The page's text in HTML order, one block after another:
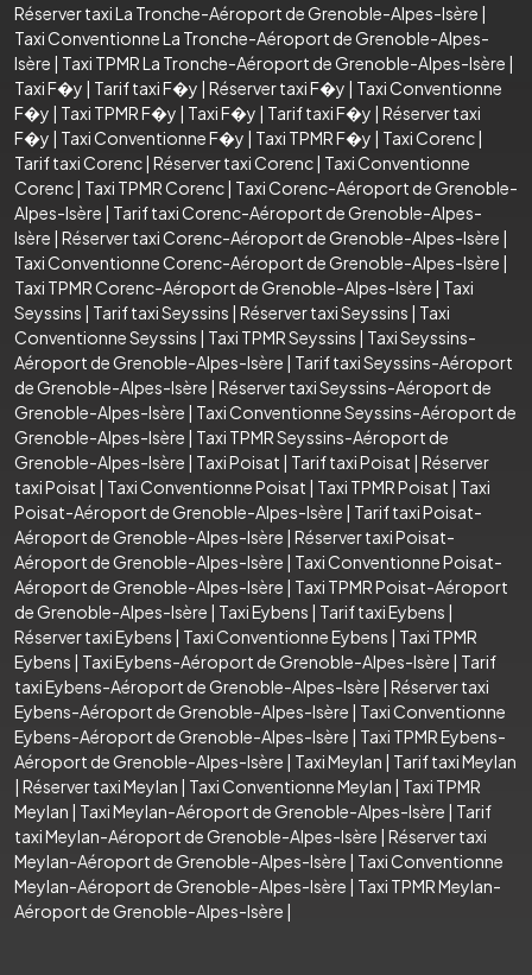
Réserver taxi La Tronche-Aéroport de Grenoble-Alpes-Isère |
Taxi Conventionne La Tronche-Aéroport de Grenoble-Alpes-
Isère | Taxi TPMR La Tronche-Aéroport de Grenoble-Alpes-Isère |
Taxi F�y | Tarif taxi F�y | Réserver taxi F�y | Taxi Conventionne
F�y | Taxi TPMR F�y | Taxi F�y | Tarif taxi F�y | Réserver taxi
F�y | Taxi Conventionne F�y | Taxi TPMR F�y | Taxi Corenc|
Tarif taxi Corenc| Réserver taxi Corenc| Taxi Conventionne
Corenc| Taxi TPMR Corenc| Taxi Corenc-Aéroport de Grenoble-
Alpes-Isère | Tarif taxi Corenc-Aéroport de Grenoble-Alpes-
Isère | Réserver taxi Corenc-Aéroport de Grenoble-Alpes-Isère |
Taxi Conventionne Corenc-Aéroport de Grenoble-Alpes-Isère |
Taxi TPMR Corenc-Aéroport de Grenoble-Alpes-Isère | Taxi
Seyssins | Tarif taxi Seyssins | Réserver taxi Seyssins | Taxi
Conventionne Seyssins | Taxi TPMR Seyssins | Taxi Seyssins-
Aéroport de Grenoble-Alpes-Isère | Tarif taxi Seyssins-Aéroport
de Grenoble-Alpes-Isère | Réserver taxi Seyssins-Aéroport de
Grenoble-Alpes-Isère | Taxi Conventionne Seyssins-Aéroport de
Grenoble-Alpes-Isère | Taxi TPMR Seyssins-Aéroport de
Grenoble-Alpes-Isère | Taxi Poisat | Tarif taxi Poisat | Réserver
taxi Poisat | Taxi Conventionne Poisat | Taxi TPMR Poisat | Taxi
Poisat-Aéroport de Grenoble-Alpes-Isère | Tarif taxi Poisat-
Aéroport de Grenoble-Alpes-Isère | Réserver taxi Poisat-
Aéroport de Grenoble-Alpes-Isère | Taxi Conventionne Poisat-
Aéroport de Grenoble-Alpes-Isère | Taxi TPMR Poisat-Aéroport
de Grenoble-Alpes-Isère | Taxi Eybens | Tarif taxi Eybens |
Réserver taxi Eybens | Taxi Conventionne Eybens | Taxi TPMR
Eybens | Taxi Eybens-Aéroport de Grenoble-Alpes-Isère | Tarif
taxi Eybens-Aéroport de Grenoble-Alpes-Isère | Réserver taxi
Eybens-Aéroport de Grenoble-Alpes-Isère | Taxi Conventionne
Eybens-Aéroport de Grenoble-Alpes-Isère | Taxi TPMR Eybens-
Aéroport de Grenoble-Alpes-Isère | Taxi Meylan | Tarif taxi Meylan
| Réserver taxi Meylan | Taxi Conventionne Meylan | Taxi TPMR
Meylan | Taxi Meylan-Aéroport de Grenoble-Alpes-Isère | Tarif
taxi Meylan-Aéroport de Grenoble-Alpes-Isère | Réserver taxi
Meylan-Aéroport de Grenoble-Alpes-Isère | Taxi Conventionne
Meylan-Aéroport de Grenoble-Alpes-Isère | Taxi TPMR Meylan-
Aéroport de Grenoble-Alpes-Isère |